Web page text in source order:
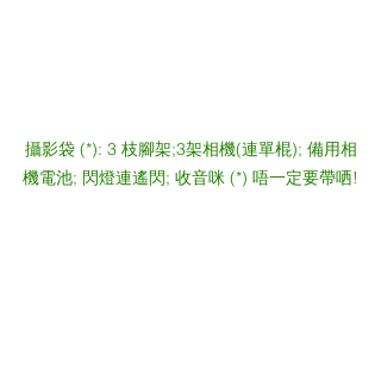
攝影袋 (*): 3 枝腳架;3架相機(連單棍); 備用相
機電池; 閃燈連遙閃; 收音咪 (*) 唔一定要帶哂!